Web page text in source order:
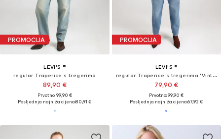
PROMOCIJA
LEVI'S ®
regular Traperice s tregerima
89,90 €
Prvotno: 99,90 €
Posljednja najniža cijena:80,91 €
PROMOCIJA
LEVI'S ®
regular Traperice s tregerima 'Vintage Denim Overalls'
79,90 €
Prvotno: 99,90 €
Posljednja najniža cijena:67,92 €